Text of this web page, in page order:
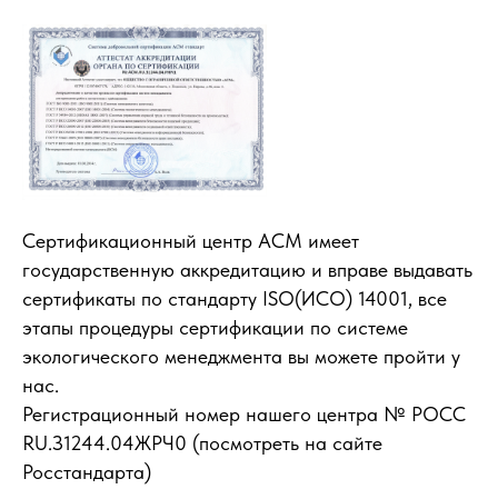
Сертификационный центр АСМ имеет
государственную аккредитацию и вправе выдавать
сертификаты по стандарту ISO(ИСО) 14001, все
этапы процедуры сертификации по системе
экологического менеджмента вы можете пройти у
нас.
Регистрационный номер нашего центра № РОСС
RU.З1244.04ЖРЧ0 (посмотреть на сайте
Росстандарта)